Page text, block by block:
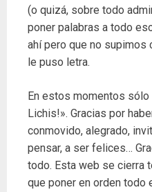
(o quizá, sobre todo
poner palabras a todo
ahí pero que no supimos
le puso letra.
En estos momentos sólo
Lichis!». Gracias por
conmovido, alegrado,
pensar, a ser felices…
todo. Esta web se cierra
que poner en orden todo